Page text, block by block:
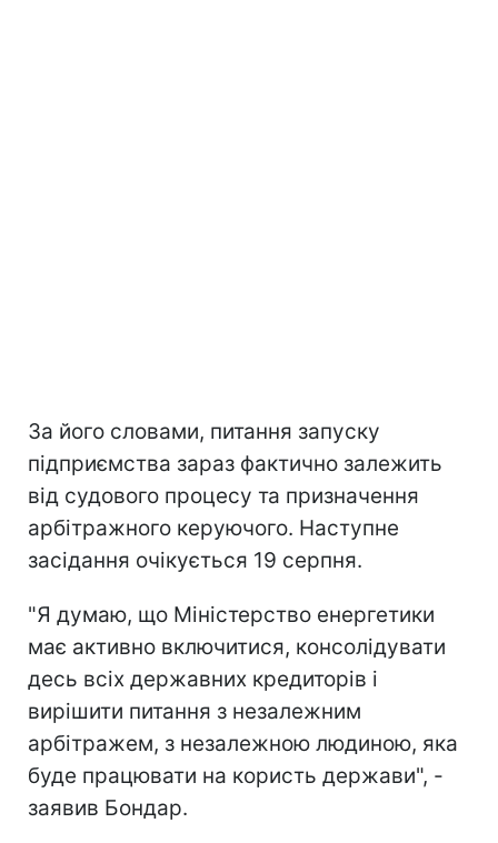
За його словами, питання запуску
підприємства зараз фактично залежить
від судового процесу та призначення
арбітражного керуючого. Наступне
засідання очікується 19 серпня.
"Я думаю, що Міністерство енергетики
має активно включитися, консолідувати
десь всіх державних кредиторів і
вирішити питання з незалежним
арбітражем, з незалежною людиною, яка
буде працювати на користь держави", -
заявив Бондар.